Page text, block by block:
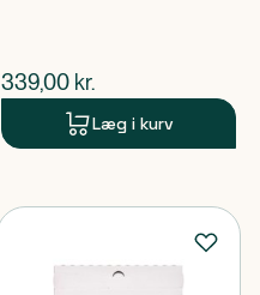
$nuværende pris
339,00 kr.
Læg i kurv